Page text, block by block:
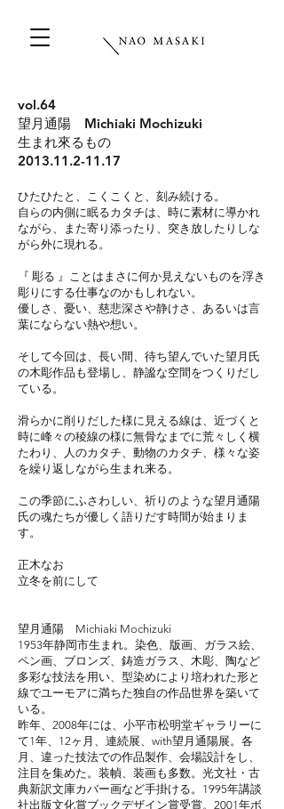
vol.64
望月通陽 Michiaki Mochizuki
生まれ來るもの
2013.11.2-11.17
ひたひたと、こくこくと、刻み続ける。
自らの内側に眠るカタチは、時に素材に導かれ
ながら、また寄り添ったり、突き放したりしな
がら外に現れる。
『 彫る 』ことはまさに何か見えないものを浮き
彫りにする仕事なのかもしれない。
優しさ、憂い、慈悲深さや静けさ、あるいは言
葉にならない熱や想い。
そして今回は、長い間、待ち望んでいた望月氏
の木彫作品も登場し、静謐な空間をつくりだし
ている。
滑らかに削りだした様に見える線は、近づくと
時に峰々の稜線の様に無骨なまでに荒々しく横
たわり、人のカタチ、動物のカタチ、様々な姿
を繰り返しながら生まれ来る。
この季節にふさわしい、祈りのような望月通陽
氏の魂たちが優しく語りだす時間が始まりま
す。
正木なお
立冬を前にして
望月通陽 Michiaki Mochizuki
1953年静岡市生まれ。染色、版画、ガラス絵、
ペン画、ブロンズ、鋳造ガラス、木彫、陶など
多彩な技法を用い、型染めにより培われた形と
線でユーモアに満ちた独自の作品世界を築いて
いる。
昨年、2008年には、小平市松明堂ギャラリーに
て1年、12ヶ月、連続展、with望月通陽展。各
月、違った技法での作品製作、会場設計をし、
注目を集めた。装幀、装画も多数。光文社・古
典新訳文庫カバー画など手掛ける。1995年講談
社出版文化賞ブックデザイン賞受賞。2001年ボ